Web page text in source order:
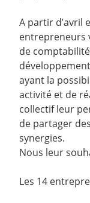
A partir d’avril
entrepreneurs
de
ayant la
activité et de
collectif leur
de partager
synergies.
Nous leur
Les 14